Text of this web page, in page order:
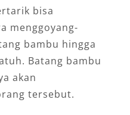
bisa
menggoyang-
bambu hingga
Batang bambu
akan
tersebut.